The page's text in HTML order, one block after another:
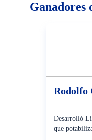
Ganadores
Rodolfo
Desarrolló
que